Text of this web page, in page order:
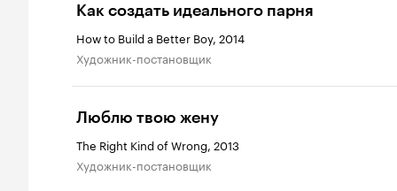
Как создать идеального парня
How to Build a Better Boy, 2014
Художник-постановщик
Люблю твою жену
The Right Kind of Wrong, 2013
Художник-постановщик